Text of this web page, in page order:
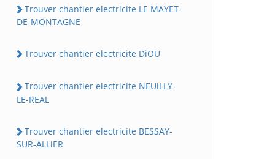
Trouver chantier electricite LE MAYET-
DE-MONTAGNE
Trouver chantier electricite DiOU
Trouver chantier electricite NEUiLLY-
LE-REAL
Trouver chantier electricite BESSAY-
SUR-ALLiER